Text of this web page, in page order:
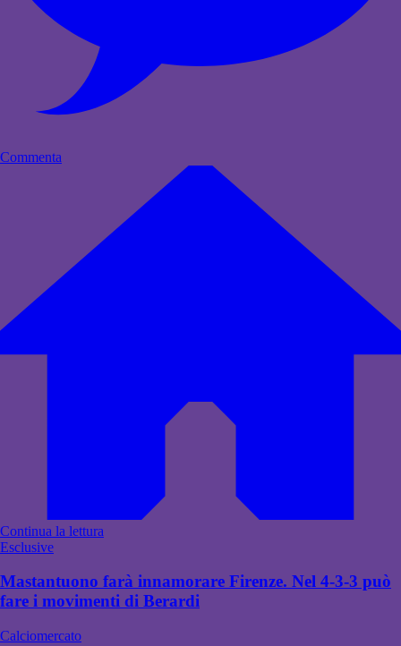
Commenta
Continua la lettura
Esclusive
Mastantuono farà innamorare Firenze. Nel 4-3-3 può
fare i movimenti di Berardi
Calciomercato